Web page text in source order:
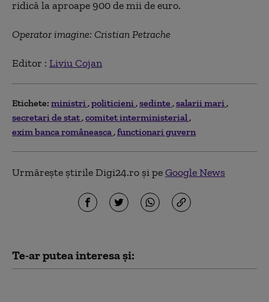
ridică la aproape 900 de mii de euro.
Operator imagine: Cristian Petrache
Editor : Liviu Cojan
Etichete: ministri politicieni sedinte salarii mari
secretari de stat comitet interministerial
exim banca româneasca functionari guvern
Urmărește știrile Digi24.ro și peGoogle News
Te-ar putea interesa și: